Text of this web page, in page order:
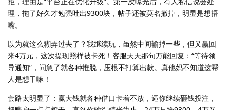
理，拖了好久才勉强吐出9300块，帖子还被莫名撤掉，明显是想捂
嘴。
以为就这么糊弄过去了？我继续玩，虽然中间输掉一些，但又赢回
来4万元，这次提现照样被卡死！客服天天那句万能回复：“等待领
导通知”，问急了就各种推脱，压根不打算出款。真他妈不知道这帮
人是想干嘛！
套路太明显了：赢大钱就各种借口卡着不放，逼你继续砸钱投注，